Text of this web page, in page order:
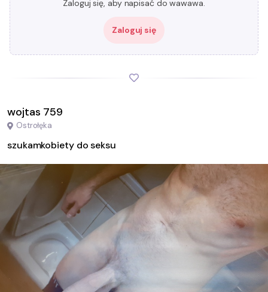
Zaloguj się, aby napisać do wawawa.
Zaloguj się
wojtas 759
Ostrołęka
szukamkobiety do seksu